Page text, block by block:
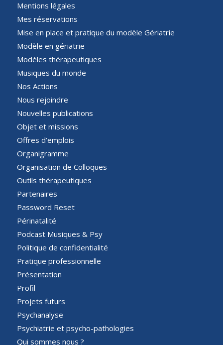
Mentions légales
Mes réservations
Mise en place et pratique du modèle Gériatrie
Modèle en gériatrie
Modèles thérapeutiques
Musiques du monde
Nos Actions
Nous rejoindre
Nouvelles publications
Objet et missions
Offres d’emplois
Organigramme
Organisation de Colloques
Outils thérapeutiques
Partenaires
Password Reset
Périnatalité
Podcast Musiques & Psy
Politique de confidentialité
Pratique professionnelle
Présentation
Profil
Projets futurs
Psychanalyse
Psychiatrie et psycho-pathologies
Qui sommes nous ?